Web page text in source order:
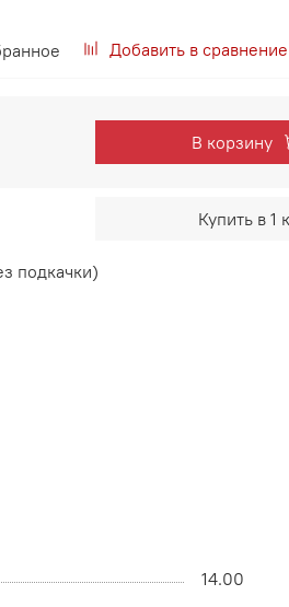
Добавить в сравнение
В корзину
Купить в 1
подкачки)
14.00